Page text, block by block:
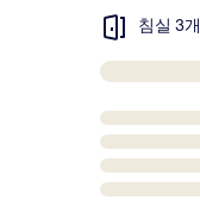
침실 3개